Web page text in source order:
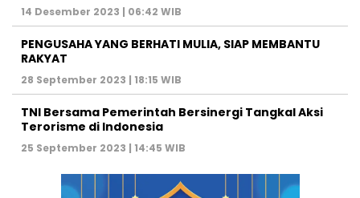
14 Desember 2023 | 06:42 WIB
PENGUSAHA YANG BERHATI MULIA, SIAP MEMBANTU
RAKYAT
28 September 2023 | 18:15 WIB
TNI Bersama Pemerintah Bersinergi Tangkal Aksi
Terorisme di Indonesia
25 September 2023 | 14:45 WIB